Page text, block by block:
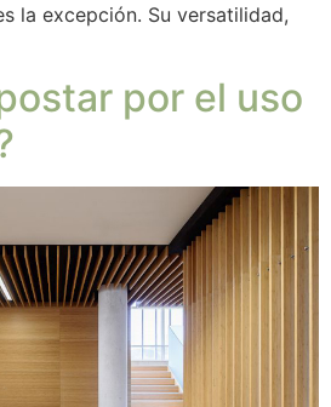
la excepción. Su versatilidad,
por el uso